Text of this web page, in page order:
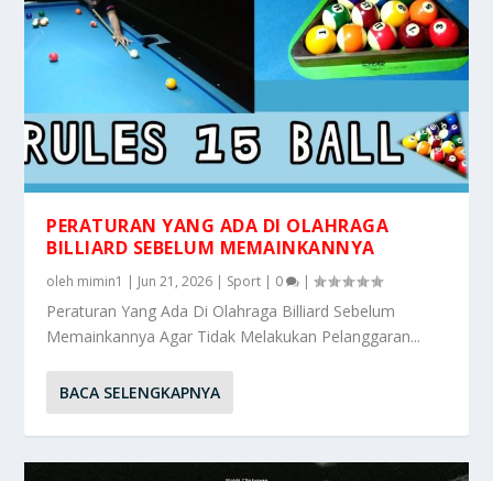
PERATURAN YANG ADA DI OLAHRAGA
BILLIARD SEBELUM MEMAINKANNYA
oleh mimin1 | Jun 21, 2026 | Sport | 0 |
Peraturan Yang Ada Di Olahraga Billiard Sebelum
Memainkannya Agar Tidak Melakukan Pelanggaran...
BACA SELENGKAPNYA